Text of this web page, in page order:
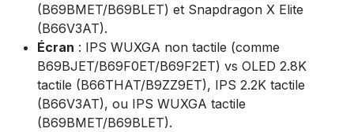
(B69BMET/B69BLET) et Snapdragon X Elite
(B66V3AT).
Écran : IPS WUXGA non tactile (comme
B69BJET/B69F0ET/B69F2ET) vs OLED 2.8K
tactile (B66THAT/B9ZZ9ET), IPS 2.2K tactile
(B66V3AT), ou IPS WUXGA tactile
(B69BMET/B69BLET).